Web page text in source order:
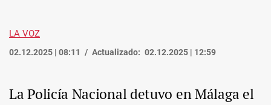
LA VOZ
02.12.2025 | 08:11 Actualizado: 02.12.2025 | 12:59
La Policía Nacional detuvo en Málaga el